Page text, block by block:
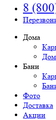
8
Дома
Бани
Фото
Доставка
Акции